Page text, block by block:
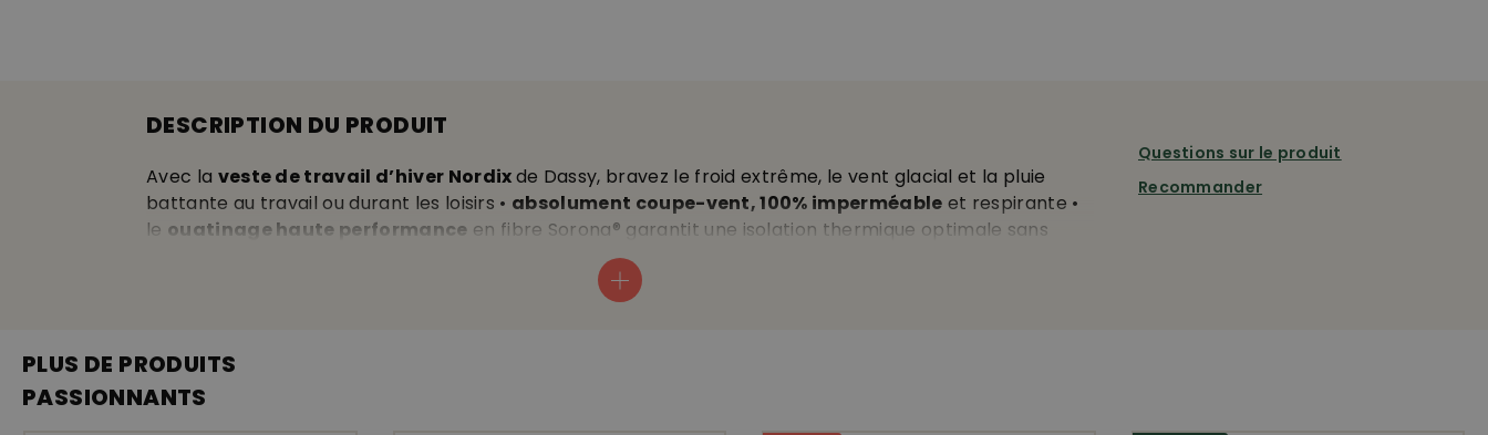
DESCRIPTION DU PRODUIT
Avec la veste de travail d’hiver Nordixde Dassy, bravez le froid extrême, le vent glacial et la pluie
battante au travail ou durant les loisirs • absolument coupe-vent, 100% imperméable et respirante •
le ouatinage haute performance en fibre Sorona® garantit une isolation thermique optimale sans
effet volumineux excessif • stretch quadri-extensible et manches de forme ergonomique ultra
confortables • matière très solide résistant à l’usure • doublure stretch aussi légère qu’agréable •
discrets réflecteurs latéraux sur les manches, les épaules et dans le dos • zip avec protection du menton
deux zippées • poche zippée au poignet gauche • poche poitrine intérieure zippée complétée par un
compartiment à crayons • poche intérieure pour mobile zippée amortissant les chocs • manchettes
Questions sur le produit
Recommander
PLUS DE PRODUITS
PASSIONNANTS